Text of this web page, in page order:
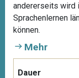
andererseits wird
Sprachenlernen
können.
Mehr
Dauer